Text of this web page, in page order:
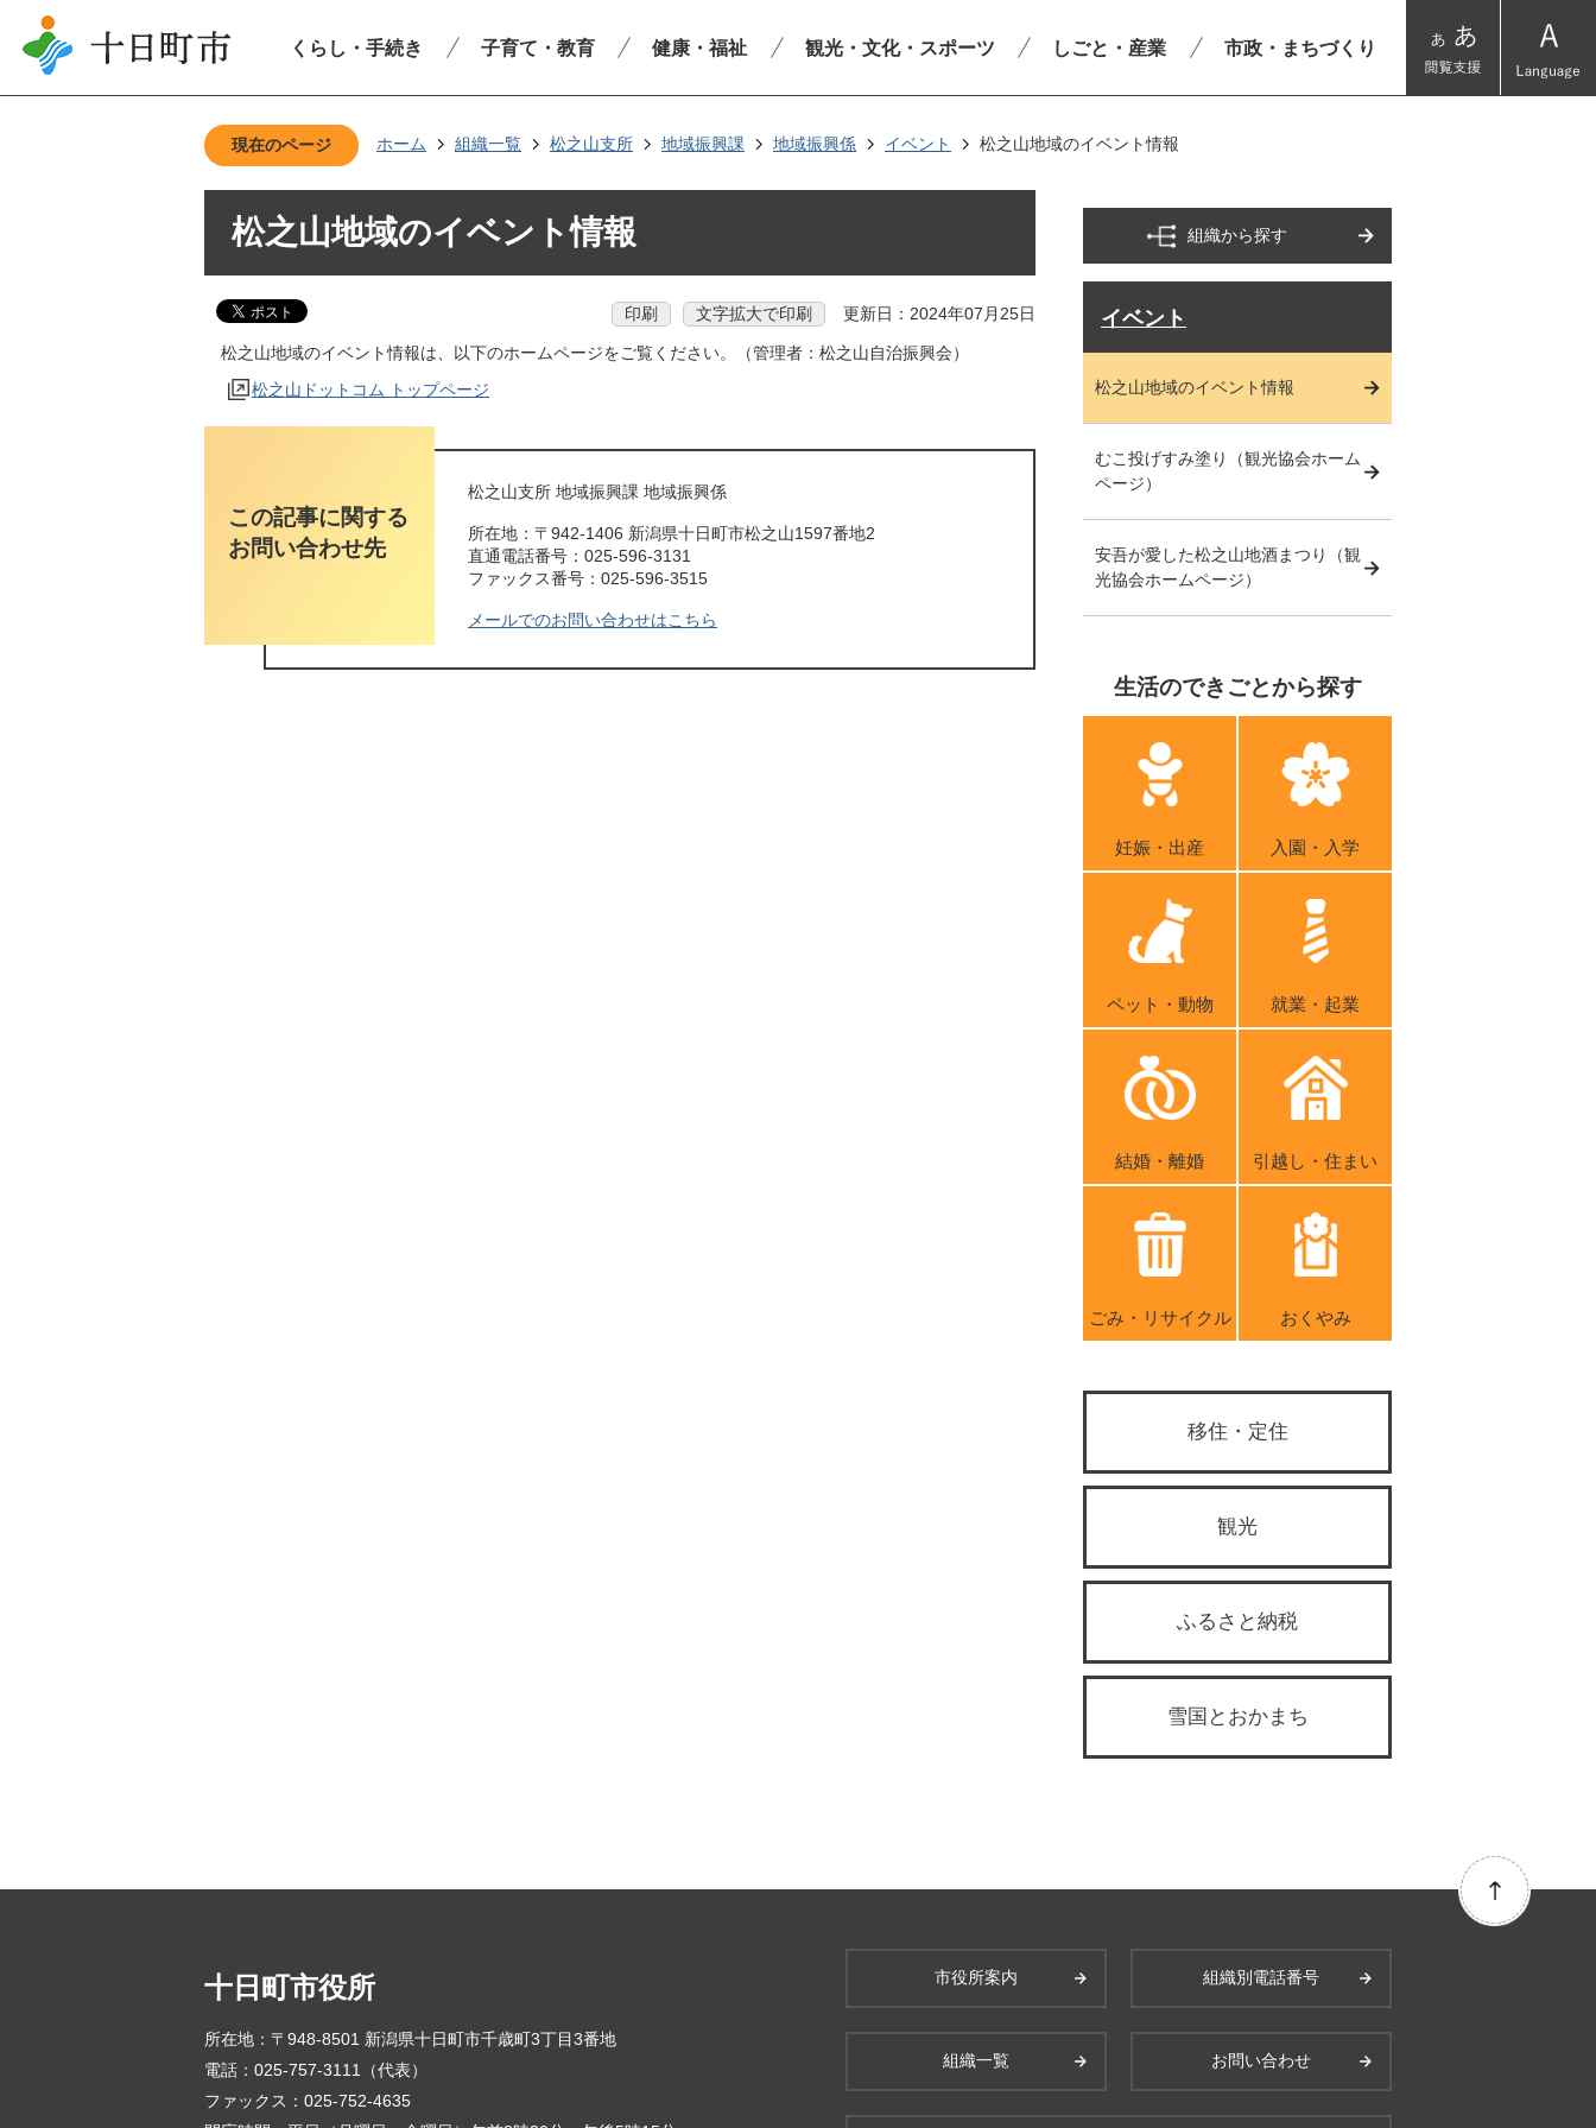
くらし・手続き 子育て・教育 健康・福祉 観光・文化・スポーツ しごと・産業 市政・まちづくり
現在のページ ホーム 組織一覧 松之山支所 地域振興課 地域振興係 イベント 松之山地域のイベント情報
松之山地域のイベント情報
印刷 文字拡大で印刷 更新日：2024年07月25日
松之山地域のイベント情報は、以下のホームページをご覧ください。（管理者：松之山自治振興会）
松之山ドットコム トップページ
この記事に関する
お問い合わせ先
松之山支所 地域振興課 地域振興係
所在地：〒942-1406 新潟県十日町市松之山1597番地2
直通電話番号：025-596-3131
ファックス番号：025-596-3515
メールでのお問い合わせはこちら
組織から探す
イベント
松之山地域のイベント情報
むこ投げすみ塗り（観光協会ホーム
ページ）
安吾が愛した松之山地酒まつり（観
光協会ホームページ）
生活のできごとから探す
妊娠・出産 入園・入学
ペット・動物 就業・起業
結婚・離婚 引越し・住まい
ごみ・リサイクル おくやみ
移住・定住
観光
ふるさと納税
雪国とおかまち
十日町市役所
所在地：〒948-8501 新潟県十日町市千歳町3丁目3番地
電話：025-757-3111（代表）
ファックス：025-752-4635
市役所案内 組織別電話番号
組織一覧 お問い合わせ